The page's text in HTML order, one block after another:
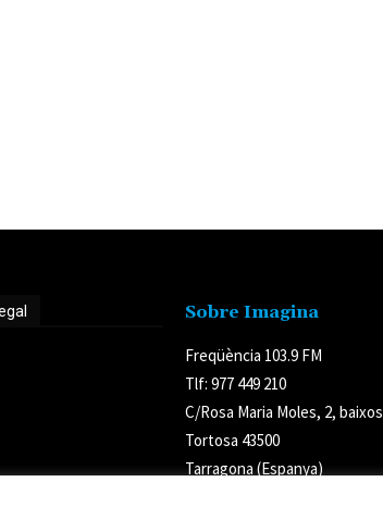
Sobre Imagina
Freqüència 103.9 FM
Tlf: 977 449 210
C/Rosa Maria Moles, 2, baixos
Tortosa 43500
Tarragona (Espanya)